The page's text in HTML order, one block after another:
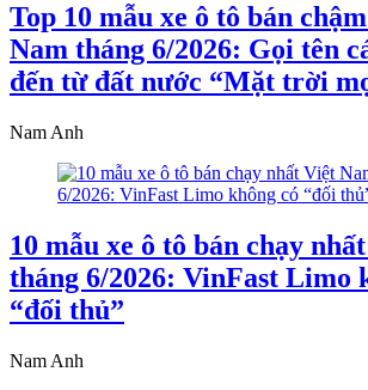
Top 10 mẫu xe ô tô bán
Nam tháng 6/2026: Gọi tên
đến từ đất nước “Mặt trời
Nam Anh
10 mẫu xe ô tô bán chạy
tháng 6/2026: VinFast Limo
“đối thủ”
Nam Anh